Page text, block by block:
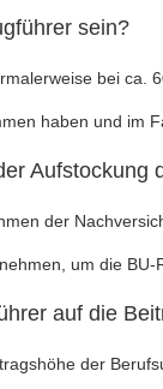
sein?
bei ca.
haben und im
Aufstockung
der
um die
auf die
der